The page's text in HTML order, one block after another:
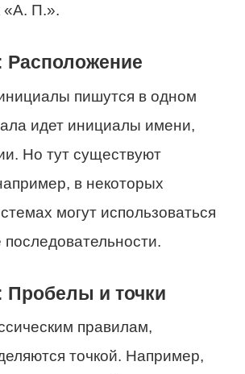
«А. П.».
Расположение
пишутся в одном
идет инициалы имени,
Но тут существуют
в некоторых
могут использоваться
Пробелы и точки
правилам,
точкой. Например,